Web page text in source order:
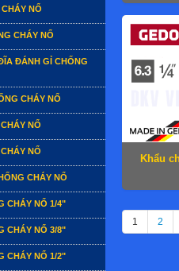
NỔ
CHÁY NỔ
ĐÁNH GỈ CHỐNG
CHÁY NỔ
NỔ
NỔ
CHÁY NỔ
CHÁY NỔ 1/4"
CHÁY NỔ 3/8"
CHÁY NỔ 1/2"
Khẩu
1 2